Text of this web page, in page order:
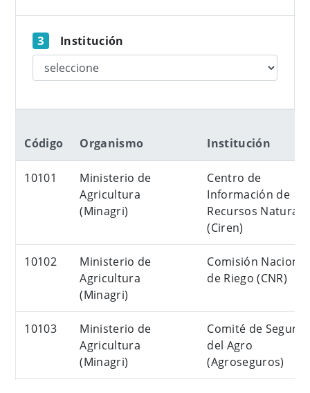
3 Institución
Código Organismo Institución
10101
Ministerio de
Agricultura
(Minagri)
Centro de
Información de
Recursos
(Ciren)
10102
Ministerio de
Agricultura
(Minagri)
Comisión Nacional
de Riego (CNR)
10103
Ministerio de
Agricultura
(Minagri)
Comité de Seguros
del Agro
(Agroseguros)